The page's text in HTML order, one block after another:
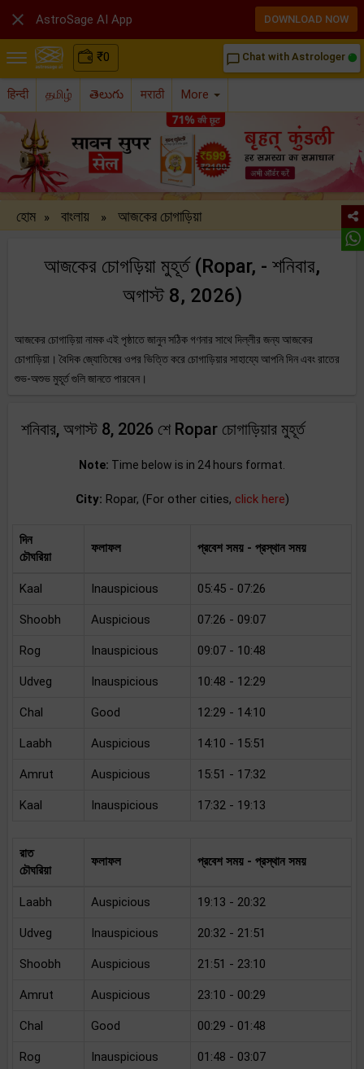
₹0 chat_bubble_outline Chat with Astrologer
हिन्दी தமிழ் తెలుగు मराठी More
হোম » বাংলায় » আজকের চোগাড়িয়া
আজকের চোগড়িয়া মুহূর্ত (Ropar, - শনিবার,
অগাস্ট 8, 2026)
আজকের চোগাড়িয়া নামক এই পৃষ্ঠাতে জানুন সঠিক গণনার সাথে দিল্লীর জন্য আজকের
চোগাড়িয়া। বৈদিক জ্যোতিষের ওপর ভিত্তি করে চোগাড়িয়ার সাহায্যে আপনি দিন এবং রাতের
শুভ-অশুভ মুহূর্ত গুলি জানতে পারবেন।
শনিবার, অগাস্ট 8, 2026 শে Ropar চোগাড়িয়ার মুহূর্ত
Note: Time below is in 24 hours format.
City: Ropar, (For other cities, click here)
দিন
চৌঘরিয়া
ফলাফল প্রবেশ সময় - প্রস্থান সময়
Kaal Inauspicious 05:45 - 07:26
Shoobh Auspicious 07:26 - 09:07
Rog Inauspicious 09:07 - 10:48
Udveg Inauspicious 10:48 - 12:29
Chal Good 12:29 - 14:10
Laabh Auspicious 14:10 - 15:51
Amrut Auspicious 15:51 - 17:32
Kaal Inauspicious 17:32 - 19:13
রাত
চৌঘরিয়া
ফলাফল প্রবেশ সময় - প্রস্থান সময়
Laabh Auspicious 19:13 - 20:32
Udveg Inauspicious 20:32 - 21:51
Shoobh Auspicious 21:51 - 23:10
Amrut Auspicious 23:10 - 00:29
Chal Good 00:29 - 01:48
Rog Inauspicious 01:48 - 03:07
 AstroSage AI App DOWNLOAD NOW